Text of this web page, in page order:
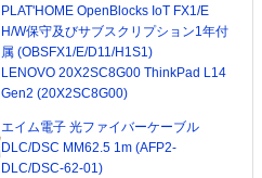
PLAT'HOME OpenBlocks IoT FX1/E
H/W保守及びサブスクリプション1年付
属 (OBSFX1/E/D11/H1S1)
LENOVO 20X2SC8G00 ThinkPad L14
Gen2 (20X2SC8G00)
エイム電子 光ファイバーケーブル
DLC/DSC MM62.5 1m (AFP2-
DLC/DSC-62-01)